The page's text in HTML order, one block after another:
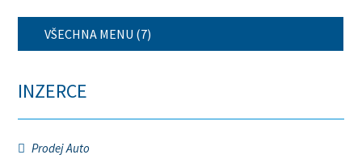
VŠECHNA MENU (7)
INZERCE
Prodej Auto